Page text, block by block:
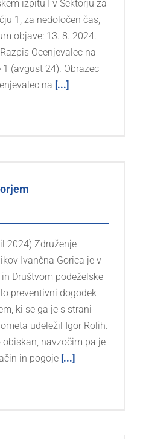
izpitu I v Sektorju za
1, za nedoločen čas,
objave: 13. 8. 2024.
Ocenjevalec na
(avgust 24). Obrazec
na [...]
2024) Združenje
Ivančna Gorica je v
Društvom podeželske
preventivni dogodek
ki se ga je s strani
udeležil Igor Rolih.
navzočim pa je
in pogoje [...]